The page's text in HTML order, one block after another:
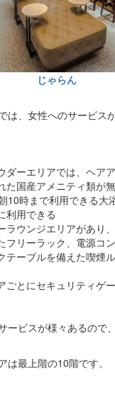
じゃらん
は、女性へのサービス
ダーエリアでは、ヘア
た国産アメニティ類が
10時まで利用できる大
利用できる
ラウンジエリアがあり
フリーラック、電源コ
テーブルを備えた喫煙
ごとにセキュリティゲ
ービスが様々あるので
は最上階の10階です。